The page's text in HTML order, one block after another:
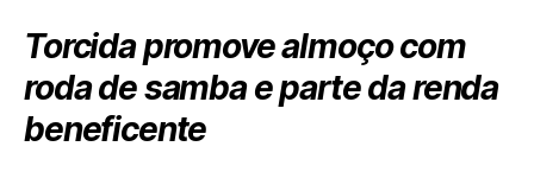
Sangue
dia
Torcida promove almoço com
roda de samba e parte da renda
beneficente